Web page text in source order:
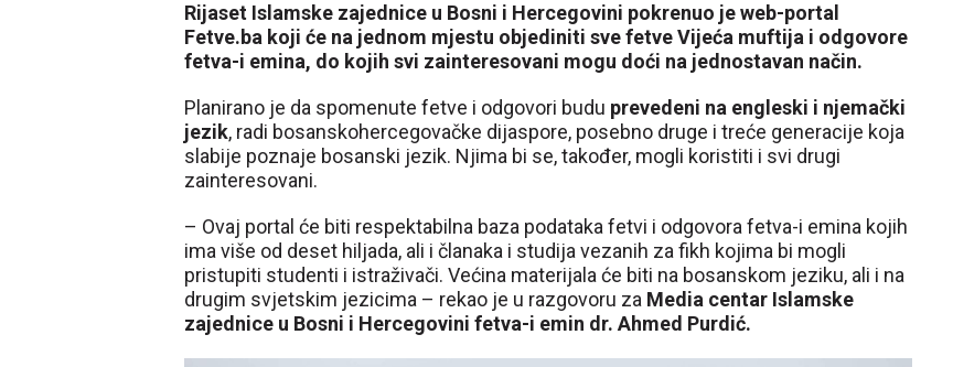
Rijaset Islamske zajednice u Bosni i Hercegovini pokrenuo je web-portal
Fetve.ba koji će na jednom mjestu objediniti sve fetve Vijeća muftija i odgovore
fetva-i emina, do kojih svi zainteresovani mogu doći na jednostavan način.
Planirano je da spomenute fetve i odgovori budu prevedeni na engleski i njemački
jezik, radi bosanskohercegovačke dijaspore, posebno druge i treće generacije koja
slabije poznaje bosanski jezik. Njima bi se, također, mogli koristiti i svi drugi
zainteresovani.
– Ovaj portal će biti respektabilna baza podataka fetvi i odgovora fetva-i emina kojih
ima više od deset hiljada, ali i članaka i studija vezanih za fikh kojima bi mogli
pristupiti studenti i istraživači. Većina materijala će biti na bosanskom jeziku, ali i na
drugim svjetskim jezicima – rekao je u razgovoru za Media centar Islamske
zajednice u Bosni i Hercegovini fetva-i emin dr. Ahmed Purdić.